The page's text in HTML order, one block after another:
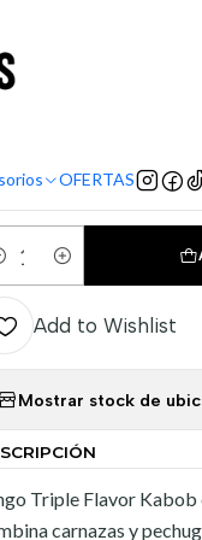
OFERTAS
Triple Flavor Kabob
Add to Wishlist
Mostrar stock de
Triple Flavor Kabob
carnazas y